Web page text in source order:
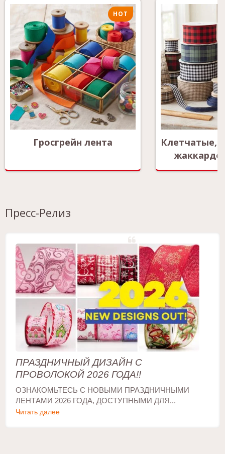
HOT
Гросгрейн лента
Клетчатые,
Пресс-Релиз
ПРАЗДНИЧНЫЙ ДИЗАЙН С
ПРОВОЛОКОЙ 2026 ГОДА!!
ОЗНАКОМЬТЕСЬ С НОВЫМИ ПРАЗДНИЧНЫМИ
ЛЕНТАМИ 2026 ГОДА, ДОСТУПНЫМИ ДЛЯ...
Читать далее